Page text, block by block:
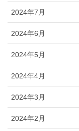
2024年7月
2024年6月
2024年5月
2024年4月
2024年3月
2024年2月